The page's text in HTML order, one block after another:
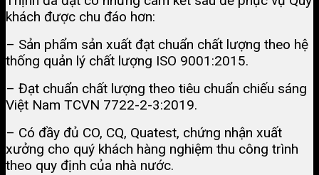
khách được chu đáo hơn:
– Sản phẩm sản xuất đạt chuẩn chất lượng theo hệ
thống quản lý chất lượng ISO 9001:2015.
– Đạt chuẩn chất lượng theo tiêu chuẩn chiếu sáng
Việt Nam TCVN 7722-2-3:2019.
– Có đầy đủ CO, CQ, Quatest, chứng nhận xuất
xưởng cho quý khách hàng nghiệm thu công trình
theo quy định của nhà nước.